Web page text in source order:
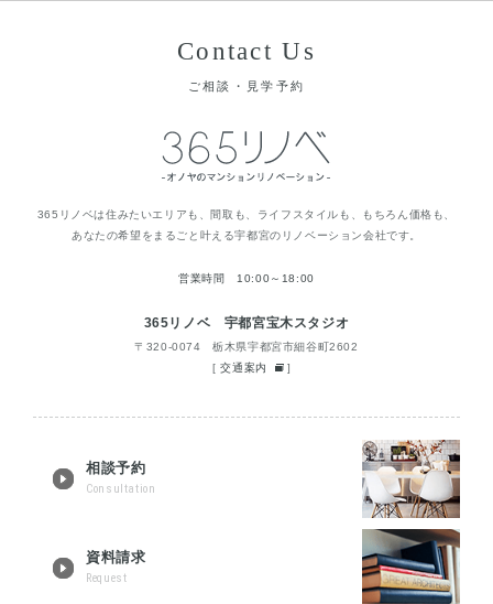
Contact Us
ご相談・見学予約
365リノベは住みたいエリアも、間取も、ライフスタイルも、もちろん価格も、
あなたの希望をまるごと叶える宇都宮のリノベーション会社です。
営業時間 10:00～18:00
365リノベ 宇都宮宝木スタジオ
〒320-0074 栃木県宇都宮市細谷町2602
[交通案内 ]
相談予約
Consultation
資料請求
Request